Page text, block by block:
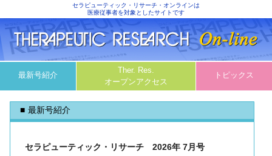
セラピューティック・リサーチ・オンラインは
医療従事者を対象としたサイトです
最新号紹介
Ther. Res.
オープンアクセス
トピックス
最新号紹介
セラピューティック・リサーチ 2026年 7月号